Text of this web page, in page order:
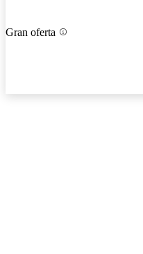
Gran oferta